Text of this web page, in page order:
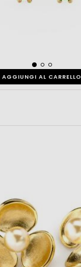
AGGIUNGI AL CARRELLO